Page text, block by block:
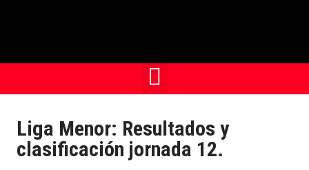
Liga Menor: Resultados y
clasificación jornada 12.